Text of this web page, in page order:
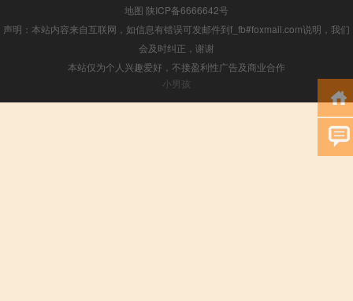
地图 陕ICP备6666642号
声明：本站内容来自互联网，如信息有错误可发邮件到f_fb#foxmail.com说明，我们
会及时纠正，谢谢
本站仅为个人兴趣爱好，不接盈利性广告及商业合作
小男孩